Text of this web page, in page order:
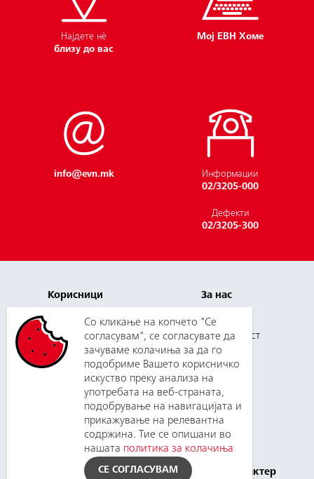
Најдете нѐ
близу до вас
Мој ЕВН Хоме
info@evn.mk
Информации
02/3205-000
Дефекти
02/3205-300
Корисници
Плаќање и цени
Услуги
Нов корисник
Зборувај со нас
За нас
Кариера
Одговорност
Медиуми
Набавки
Политика за приватност
Планирани
прекини
Инфoрмации
од јавен карактер
Со кликање на копчето "Се
согласувам", се согласувате да
зачуваме колачиња за да го
подобриме Вашето корисничко
искуство преку анализа на
употребата на веб-страната,
подобрување на навигацијата и
прикажување на релевантна
содржина. Тие се опишани во
нашата политика за колачиња
СЕ СОГЛАСУВАМ